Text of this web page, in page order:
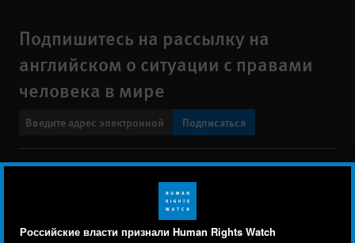
Российские власти признали Human Rights Watch
Подпишитесь на рассылку на
английском о ситуации с правами
человека в мире
Подписаться
Свяжитесь с нами
menu
Заявление о политике конфиденциальности Карта сайта